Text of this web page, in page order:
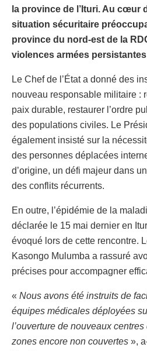
la province de l’Ituri. Au cœur
situation sécuritaire
province du nord-est de la
violences armées persistantes
Le Chef de l’État a donné des
nouveau responsable militaire :
paix durable, restaurer l’ordre
des populations civiles. Le
également insisté sur la
des personnes déplacées
d’origine, un défi majeur dans
des conflits récurrents.
En outre, l’épidémie de la
déclarée le 15 mai dernier en
évoqué lors de cette rencontre.
Kasongo Mulumba a rassuré
précises pour accompagner
« Nous avons été instruits de
équipes médicales déployées
l’ouverture de nouveaux
zones encore non couvertes »,